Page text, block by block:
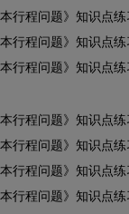
行程问题》知识点
行程问题》知识点
行程问题》知识点
行程问题》知识点
行程问题》知识点
行程问题》知识点
行程问题》知识点